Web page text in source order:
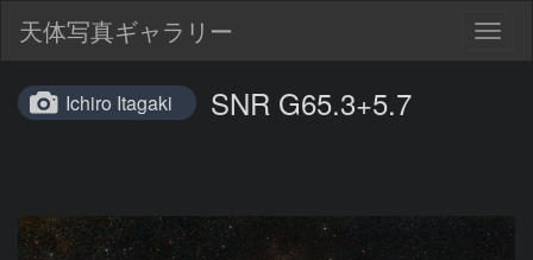
天体写真ギャラリー
Ichiro Itagaki SNR G65.3+5.7